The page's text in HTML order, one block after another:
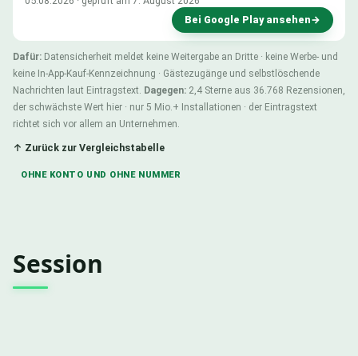
Bei Google Play ansehen→
Dafür: Datensicherheit meldet keine Weitergabe an Dritte · keine Werbe- und
keine In-App-Kauf-Kennzeichnung · Gästezugänge und selbstlöschende
Nachrichten laut Eintragstext. Dagegen: 2,4 Sterne aus 36.768 Rezensionen,
der schwächste Wert hier · nur 5 Mio.+ Installationen · der Eintragstext
richtet sich vor allem an Unternehmen.
↑ Zurück zur Vergleichstabelle
OHNE KONTO UND OHNE NUMMER
Session